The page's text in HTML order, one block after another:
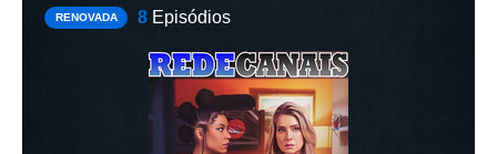
RENOVADA 8Episódios